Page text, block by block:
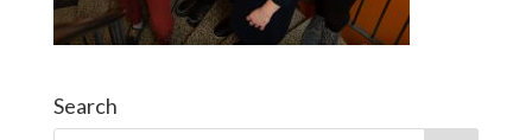
Search